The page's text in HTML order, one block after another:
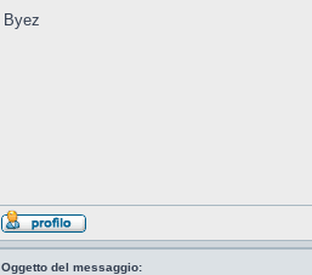
Byez
Oggetto del messaggio: